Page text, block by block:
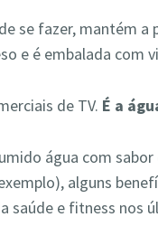
se fazer, mantém a
e é embalada com
de TV. É a
água com
alguns
saúde e fitness nos